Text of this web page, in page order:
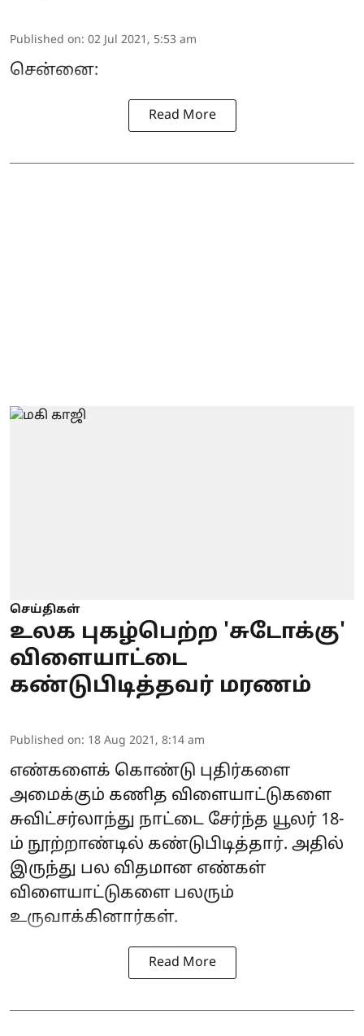
Published on: 02 Jul 2021, 5:53 am
சென்னை:
Read More
செய்திகள்
உலக புகழ்பெற்ற 'சுடோக்கு'
விளையாட்டை
கண்டுபிடித்தவர் மரணம்
Published on: 18 Aug 2021, 8:14 am
எண்களைக் கொண்டு புதிர்களை
அமைக்கும் கணித விளையாட்டுகளை
சுவிட்சர்லாந்து நாட்டை சேர்ந்த யூலர் 18-
ம் நூற்றாண்டில் கண்டுபிடித்தார். அதில்
இருந்து பல விதமான எண்கள்
விளையாட்டுகளை பலரும்
உருவாக்கினார்கள்.
Read More